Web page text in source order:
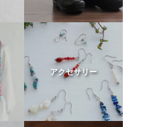
アクセサリー